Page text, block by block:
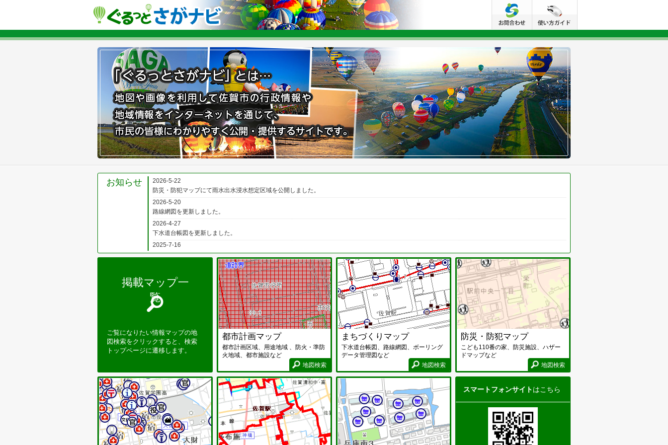
佐賀市HPへ
お知らせ
2026-5-22
防災・防犯マップにて雨水出水浸水想定区域を公開しました。
2026-5-20
路線網図を更新しました。
2026-4-27
下水道台帳図を更新しました。
2025-7-16
都市計画情報を更新しました。
下水道台帳図を更新しました。
2023-8-30
防災・防犯マップの避難所を更新しました。
2023-8-22
通学路安全点検_線、通学路安全点検_点を更新しました。
2023-8-10
路線網図を更新しました。
2023-5-23
2023-2-21
下水道台帳図を更新しました。
2022-6-10
都市計画情報を更新しました。
2022-6-1
路線網図を更新しました。
2022-5-31
掲載マップ一
覧
ご覧になりたい情報マップの地
図検索をクリックすると、検索
トップページに遷移します。
都市計画マップ
都市計画区域、用途地域 、防火・準防
火地域、都市施設など
都市計画マップ画面
地図検索
まちづくりマップ
下水道台帳図、路線網図、ボーリング
データ管理図など
まちづくりマップ画面
地図検索
防災・防犯マップ
こども110番の家、防災施設、ハザー
ドマップなど
地図検索
施設案内マップ画面 教育・文化マップ画面
スマートフォンサイトはこちら